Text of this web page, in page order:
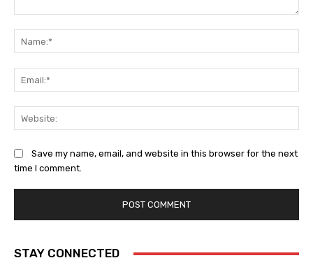
Save my name, email, and website in this browser for the next
time I comment.
STAY CONNECTED